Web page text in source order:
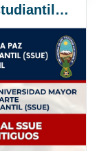
Seguro Social Universitario Estudiantil SSUE